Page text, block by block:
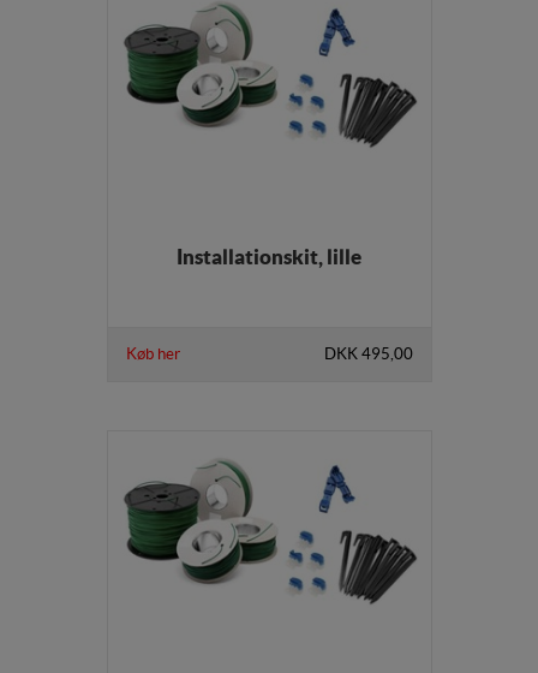
Installationskit, lille
Køb her DKK 495,00